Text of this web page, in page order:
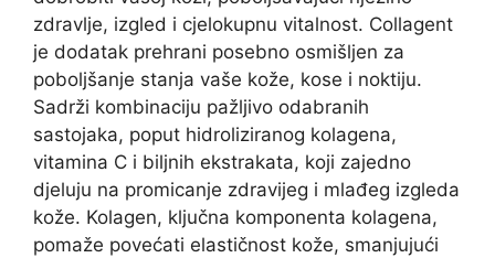
zdravlje, izgled i cjelokupnu vitalnost. Collagent
je dodatak prehrani posebno osmišljen za
poboljšanje stanja vaše kože, kose i noktiju.
Sadrži kombinaciju pažljivo odabranih
sastojaka, poput hidroliziranog kolagena,
vitamina C i biljnih ekstrakata, koji zajedno
djeluju na promicanje zdravijeg i mlađeg izgleda
kože. Kolagen, ključna komponenta kolagena,
pomaže povećati elastičnost kože, smanjujući